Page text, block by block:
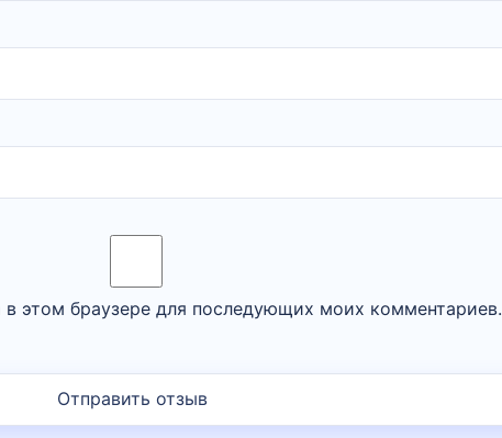
этом браузере для последующих моих комментариев.